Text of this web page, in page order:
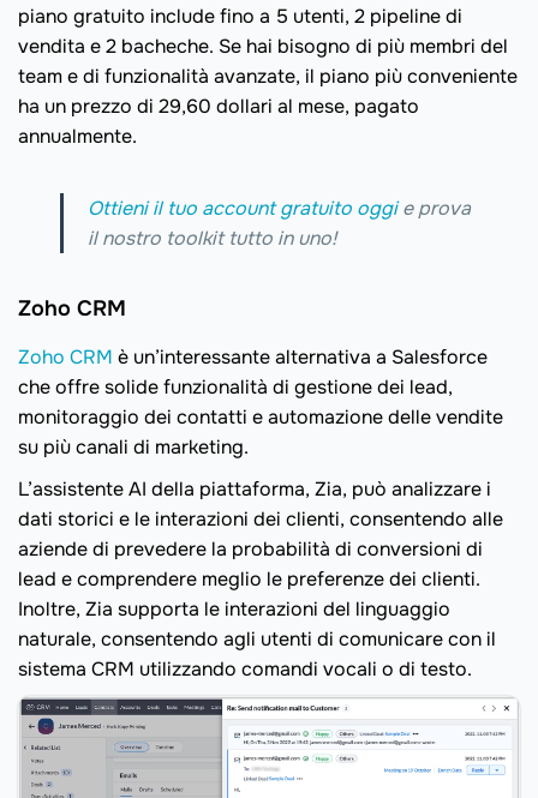
piano gratuito include fino a 5 utenti, 2 pipeline di
vendita e 2 bacheche. Se hai bisogno di più membri del
team e di funzionalità avanzate, il piano più conveniente
ha un prezzo di 29,60 dollari al mese, pagato
annualmente.
Ottieni il tuo account gratuito oggie prova
il nostro toolkit tutto in uno!
Zoho CRM
Zoho CRM è un’interessante alternativa a Salesforce
che offre solide funzionalità di gestione dei lead,
monitoraggio dei contatti e automazione delle vendite
su più canali di marketing.
L’assistente AI della piattaforma, Zia, può analizzare i
dati storici e le interazioni dei clienti, consentendo alle
aziende di prevedere la probabilità di conversioni di
lead e comprendere meglio le preferenze dei clienti.
Inoltre, Zia supporta le interazioni del linguaggio
naturale, consentendo agli utenti di comunicare con il
sistema CRM utilizzando comandi vocali o di testo.